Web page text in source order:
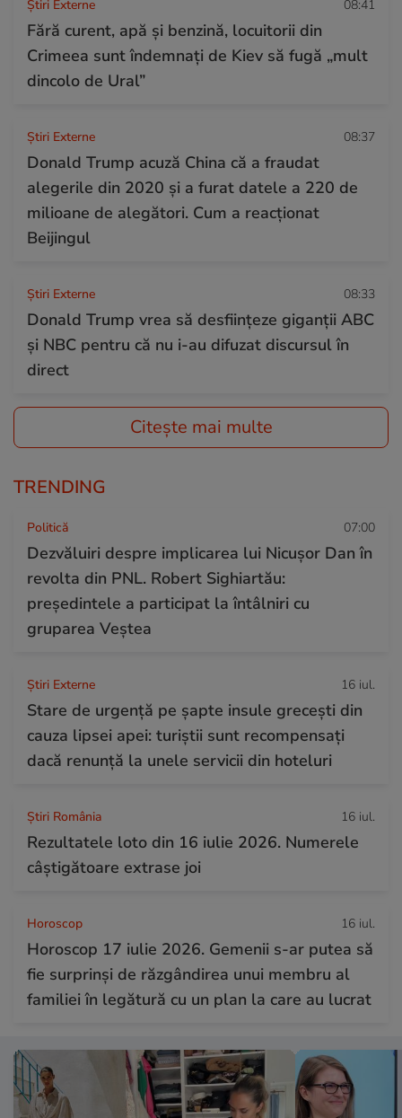
Știri Externe 08:41
Fără curent, apă și benzină, locuitorii din
Crimeea sunt îndemnați de Kiev să fugă „mult
dincolo de Ural”
Știri Externe 08:37
Donald Trump acuză China că a fraudat
alegerile din 2020 și a furat datele a 220 de
milioane de alegători. Cum a reacționat
Beijingul
Știri Externe 08:33
Donald Trump vrea să desființeze giganții ABC
și NBC pentru că nu i-au difuzat discursul în
direct
Citește mai multe
TRENDING
Politică 07:00
Dezvăluiri despre implicarea lui Nicușor Dan în
revolta din PNL. Robert Sighiartău:
președintele a participat la întâlniri cu
gruparea Veștea
Știri Externe 16 iul.
Stare de urgență pe șapte insule grecești din
cauza lipsei apei: turiștii sunt recompensați
dacă renunță la unele servicii din hoteluri
Știri România 16 iul.
Rezultatele loto din 16 iulie 2026. Numerele
câștigătoare extrase joi
Horoscop 16 iul.
Horoscop 17 iulie 2026. Gemenii s-ar putea să
fie surprinși de răzgândirea unui membru al
familiei în legătură cu un plan la care au lucrat